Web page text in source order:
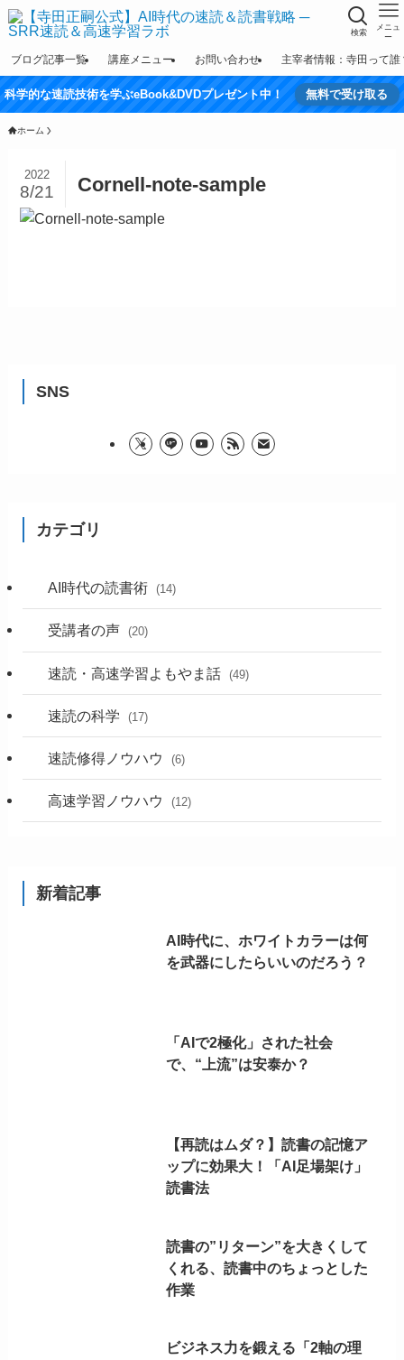
検索
メニュ
ー
ブログ記事一覧 講座メニュー お問い合わせ 主宰者情報：寺田って誰
科学的な速読技術を学ぶeBook&DVDプレゼント中！ 無料で受け取る
ホーム
Cornell-note-sample
2022
8/21
SNS
カテゴリ
AI時代の読書術 (14)
受講者の声 (20)
速読・高速学習よもやま話 (49)
速読の科学 (17)
速読修得ノウハウ (6)
高速学習ノウハウ (12)
新着記事
AI時代に、ホワイトカラーは何
を武器にしたらいいのだろう？
「AIで2極化」された社会
で、“上流”は安泰か？
【再読はムダ？】読書の記憶ア
ップに効果大！「AI足場架け」
読書法
読書の”リターン”を大きくして
くれる、読書中のちょっとした
作業
ビジネス力を鍛える「2軸の理